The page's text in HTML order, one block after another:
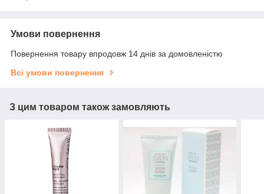
Умови повернення
Повернення товару впродовж 14 днів за домовленістю
Всі умови повернення
З цим товаром також замовляють